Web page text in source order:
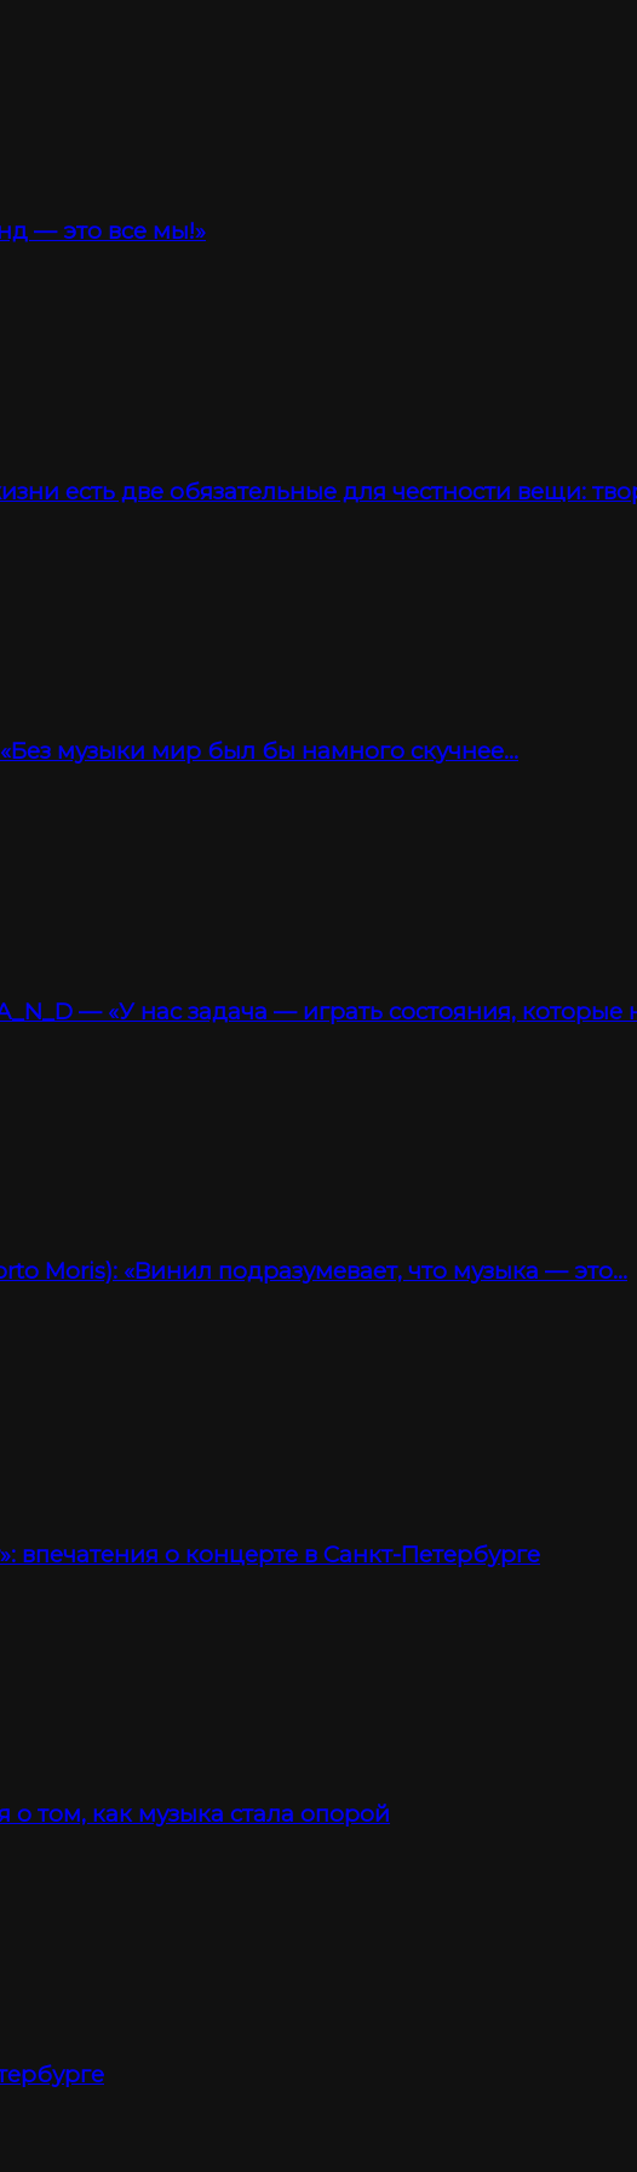
— это все мы!»
есть две обязательные для честности вещи:
музыки мир был бы намного скучнее…
— «У нас задача — играть состояния, которые
Moris): «Винил подразумевает, что музыка — это…
впечатения о концерте в Санкт-Петербурге
о том, как музыка стала опорой